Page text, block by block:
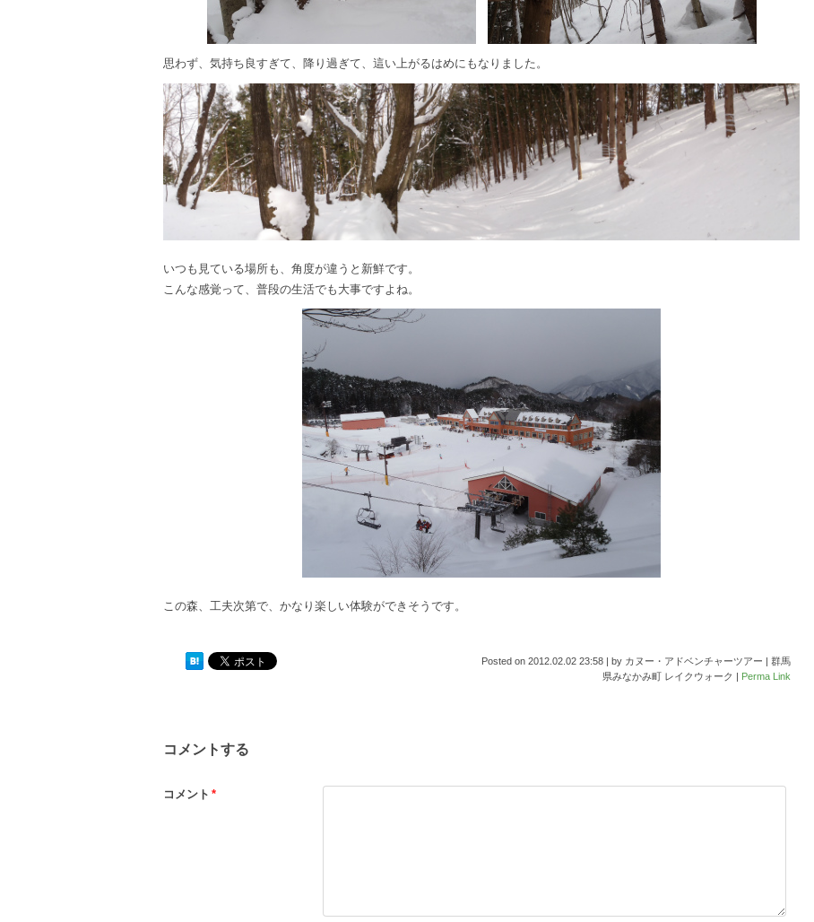
思わず、気持ち良すぎて、降り過ぎて、這い上がるはめにもなりました。
いつも見ている場所も、角度が違うと新鮮です。
こんな感覚って、普段の生活でも大事ですよね。
この森、工夫次第で、かなり楽しい体験ができそうです。
Posted on 2012.02.02 23:58 | by カヌー・アドベンチャーツアー | 群馬
県みなかみ町 レイクウォーク | Perma Link
コメントする
コメント *